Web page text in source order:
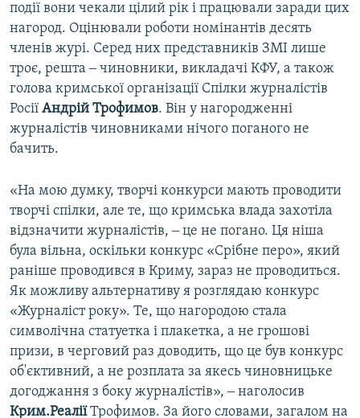
події вони чекали цілий рік і працювали заради цих
нагород. Оцінювали роботи номінантів десять
членів журі. Серед них представників ЗМІ лише
троє, решта ‒ чиновники, викладачі КФУ, а також
голова кримської організації Спілки журналістів
Росії Андрій Трофимов. Він у нагородженні
журналістів чиновниками нічого поганого не
бачить.
«На мою думку, творчі конкурси мають проводити
творчі спілки, але те, що кримська влада захотіла
відзначити журналістів, ‒ це не погано. Ця ніша
була вільна, оскільки конкурс «Срібне перо», який
раніше проводився в Криму, зараз не проводиться.
Як можливу альтернативу я розглядаю конкурс
«Журналіст року». Те, що нагородою стала
символічна статуетка і плакетка, а не грошові
призи, в черговий раз доводить, що це був конкурс
об'єктивний, а не розплата за якесь чиновницьке
догоджання з боку журналістів», ‒ наголосив
Крим.РеаліїТрофимов. За його словами, загалом на